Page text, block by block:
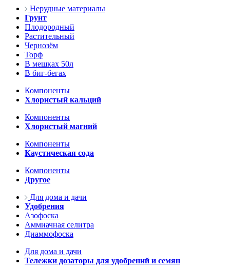
Нерудные материалы
Грунт
Плодородный
Растительный
Чернозём
Торф
В мешках 50л
В биг-бегах
Компоненты
Хлористый кальций
Компоненты
Хлористый магний
Компоненты
Каустическая сода
Компоненты
Другое
Для дома и дачи
Удобрения
Азофоска
Аммиачная селитра
Диаммофоска
Для дома и дачи
Тележки дозаторы для удобрений и семян